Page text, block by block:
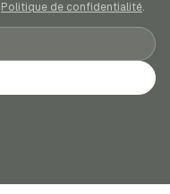
Politique de confidentialité.